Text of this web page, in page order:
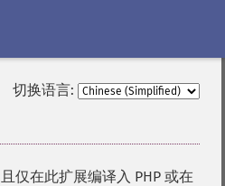
切换语言:
仅在此扩展编译入 PHP 或在